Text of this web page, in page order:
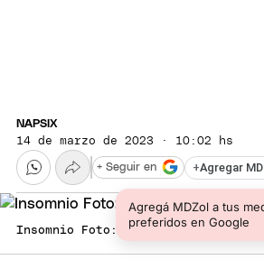
NAPSIX
14 de marzo de 2023 · 10:02 hs
+Agregar
Agregá MDZol a tus
preferidos en Google
+ Seguir en
Insomnio Foto: istockphoto